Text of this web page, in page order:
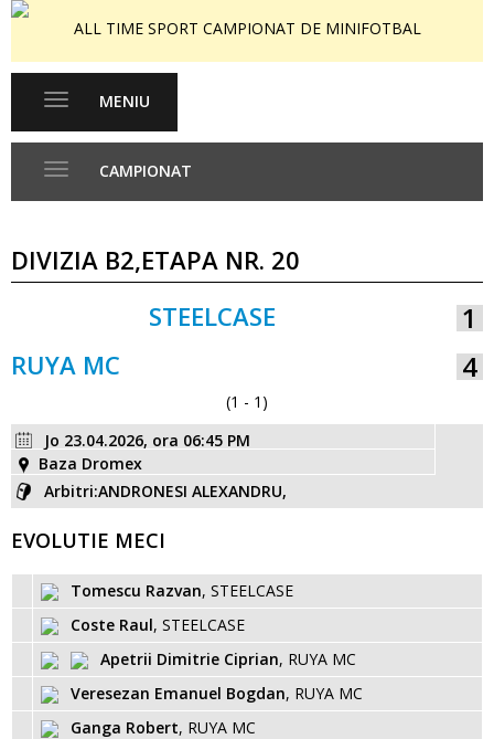
ALL TIME SPORT CAMPIONAT DE MINIFOTBAL
Toggle
MENIU
CAMPIONAT
DIVIZIA B2,ETAPA NR. 20
STEELCASE
1
4
RUYA MC
(1 - 1)
Jo 23.04.2026, ora 06:45 PM
Baza Dromex
Arbitri:ANDRONESI ALEXANDRU,
EVOLUTIE MECI
Tomescu Razvan, STEELCASE
Coste Raul, STEELCASE
Apetrii Dimitrie Ciprian, RUYA MC
Veresezan Emanuel Bogdan, RUYA MC
Ganga Robert, RUYA MC